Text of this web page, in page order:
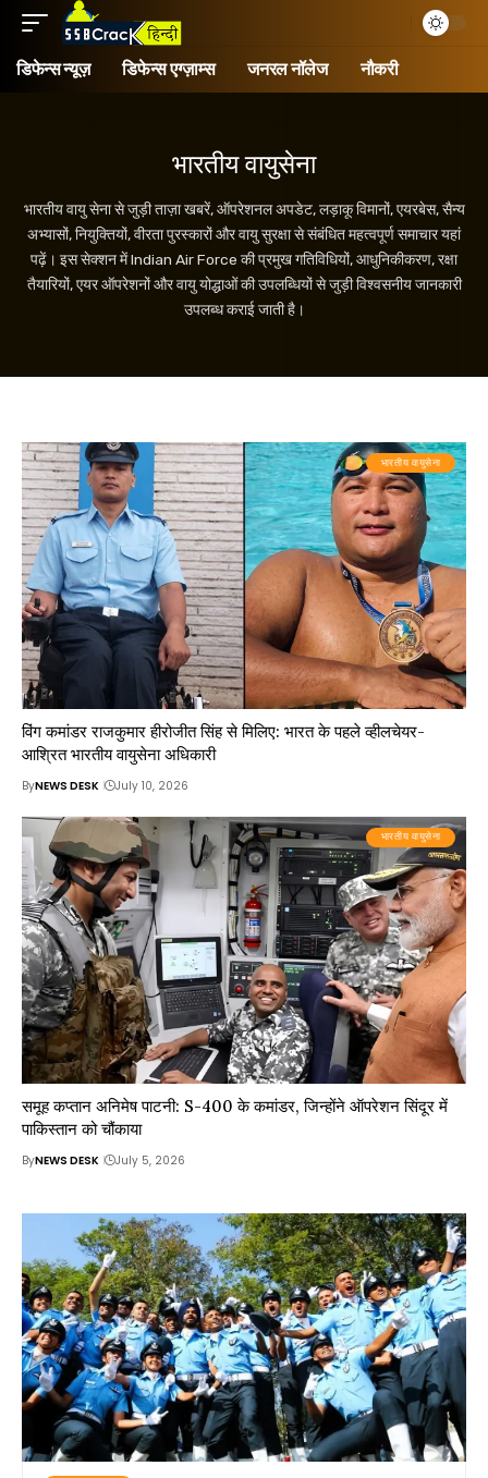
डिफेन्स न्यूज़ डिफेन्स एग्ज़ाम्स जनरल नॉलेज नौकरी
भारतीय वायुसेना
भारतीय वायु सेना से जुड़ी ताज़ा खबरें, ऑपरेशनल अपडेट, लड़ाकू विमानों, एयरबेस, सैन्य
अभ्यासों, नियुक्तियों, वीरता पुरस्कारों और वायु सुरक्षा से संबंधित महत्वपूर्ण समाचार यहां
पढ़ें। इस सेक्शन में Indian Air Force की प्रमुख गतिविधियों, आधुनिकीकरण, रक्षा
तैयारियों, एयर ऑपरेशनों और वायु योद्धाओं की उपलब्धियों से जुड़ी विश्वसनीय जानकारी
उपलब्ध कराई जाती है।
भारतीय वायुसेना
विंग कमांडर राजकुमार हीरोजीत सिंह से मिलिए: भारत के पहले व्हीलचेयर-
आश्रित भारतीय वायुसेना अधिकारी
ByNEWS DESK July 10, 2026
भारतीय वायुसेना
समूह कप्तान अनिमेष पाटनी: S-400 के कमांडर, जिन्होंने ऑपरेशन सिंदूर में
पाकिस्तान को चौंकाया
ByNEWS DESK July 5, 2026